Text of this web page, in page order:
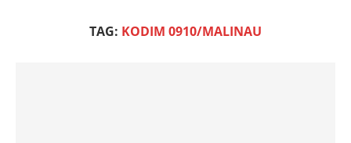
TAG: KODIM 0910/MALINAU